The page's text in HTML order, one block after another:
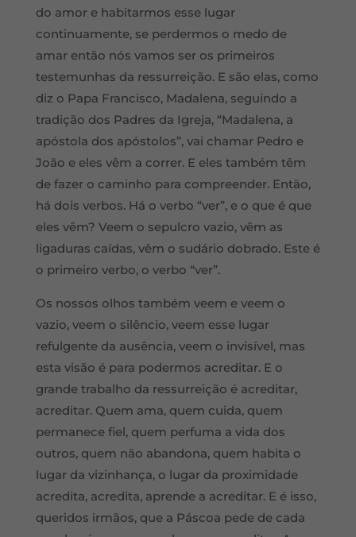
do amor e habitarmos esse lugar
continuamente, se perdermos o medo de
amar então nós vamos ser os primeiros
testemunhas da ressurreição. E são elas, como
diz o Papa Francisco, Madalena, seguindo a
tradição dos Padres da Igreja, “Madalena, a
apóstola dos apóstolos”, vai chamar Pedro e
João e eles vêm a correr. E eles também têm
de fazer o caminho para compreender. Então,
há dois verbos. Há o verbo “ver”, e o que é que
eles vêm? Veem o sepulcro vazio, vêm as
ligaduras caídas, vêm o sudário dobrado. Este é
o primeiro verbo, o verbo “ver”.
Os nossos olhos também veem e veem o
vazio, veem o silêncio, veem esse lugar
refulgente da ausência, veem o invisível, mas
esta visão é para podermos acreditar. E o
grande trabalho da ressurreição é acreditar,
acreditar. Quem ama, quem cuida, quem
permanece fiel, quem perfuma a vida dos
outros, quem não abandona, quem habita o
lugar da vizinhança, o lugar da proximidade
acredita, acredita, aprende a acreditar. E é isso,
queridos irmãos, que a Páscoa pede de cada